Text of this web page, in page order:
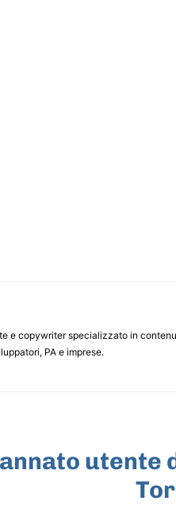
e copywriter specializzato in
PA e imprese.
utente